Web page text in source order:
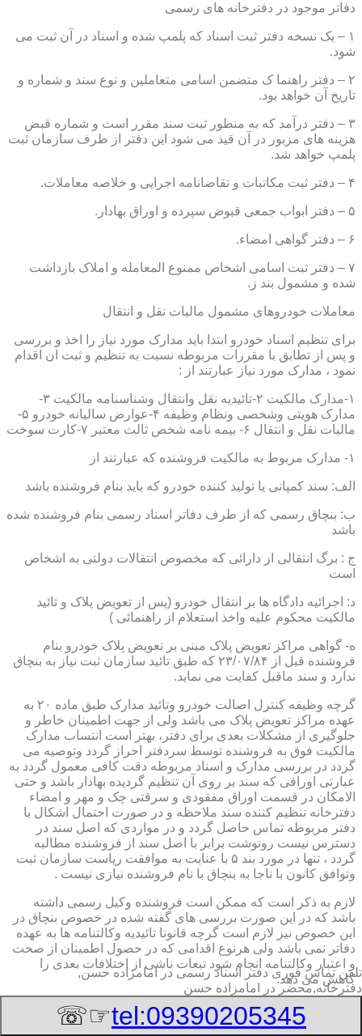
دفاتر موجود در دفترخانه های رسمی
۱ – یک نسخه دفتر ثبت اسناد که پلمپ شده و اسناد در آن ثبت می
شود.
۲ – دفتر راهنما ک متضمن اسامی متعاملین و نوع سند و شماره و
تاریخ آن خواهد بود.
۳ – دفتر درآمد که به منظور ثبت سند مقرر است و شماره قبض
هزینه های مزبور در آن قید می شود این دفتر از طرف سازمان ثبت
پلمپ خواهد شد.
۴ – دفتر ثبت مکاتبات و تقاضانامه اجرایی و خلاصه معاملات.
۵ – دفتر ابواب جمعی قبوض سپرده و اوراق بهادار.
۶ – دفتر گواهی امضاء.
۷ – دفتر ثبت اسامی اشخاص ممنوع المعامله و املاک بازداشت
شده و مشمول بند ز.
معاملات خودروهای مشمول مالیات نقل و انتقال
برای تنظیم اسناد خودرو ابتدا باید مدارک مورد نیاز را اخذ و بررسی
و پس از تطابق با مقررات مربوطه نسبت به تنظیم و ثبت ان اقدام
نمود ، مدارک مورد نیاز عبارتند از :
۱-مدارک مالکیت ۲-تائیدیه نقل وانتقال وشناسنامه مالکیت ۳-
مدارک هویتی وشخصی ونظام وظیفه ۴-عوارض سالیانه خودرو ۵-
مالیات نقل و انتقال ۶- بیمه نامه شخص ثالث معتبر ۷-کارت سوخت
۱- مدارک مربوط به مالکیت فروشنده که عبارتند از
الف: سند کمپانی یا تولید کننده خودرو که باید بنام فروشنده باشد
ب: بنچاق رسمی که از طرف دفاتر اسناد رسمی بنام فروشنده شده
باشد
ج : برگ انتقالی از دارائی که مخصوص انتقالات دولتی به اشخاص
است
د: اجرائیه دادگاه ها بر انتقال خودرو (پس از تعویض پلاک و تائید
مالکیت محکوم علیه واخذ استعلام از راهنمائی )
ه- گواهی مراکز تعویض پلاک مبنی بر تعویض پلاک خودرو بنام
فروشنده قبل از ۲۳/۰۷/۸۴ که طبق تائید سازمان ثبت نیاز به بنچاق
ندارد و سند ماقبل کفایت می نماید.
گرچه وظیفه کنترل اصالت خودرو وتائید مدارک طبق ماده ۲۰ به
عهده مراکز تعویض پلاک می باشد ولی از جهت اطمینان خاطر و
جلوگیری از مشکلات بعدی برای دفتر، بهتر است انتساب مدارک
مالکیت فوق به فروشنده توسط سردفتر احراز گردد وتوصیه می
گردد در بررسی مدارک و اسناد مربوطه دقت کافی معمول گردد به
عبارتی اوراقی که سند بر روی آن تنظیم گردیده بهادار باشد و حتی
الامکان در قسمت اوراق مفقودی و سرقتی چک و مهر و امضاء
دفترخانه تنظیم کننده سند ملاحظه و در صورت احتمال اشکال با
دفتر مربوطه تماس حاصل گردد و در مواردی که اصل سند در
دسترس نیست رونوشت برابر با اصل سند از فروشنده مطالبه
گردد ، تنها در مورد بند ۵ با عنایت به موافقت ریاست سازمان ثبت
وتوافق کانون با ناجا به بنچاق با نام فروشنده نیازی نیست .
لازم به ذکر است که ممکن است فروشنده وکیل رسمی داشته
باشد که در این صورت بررسی های گفته شده در خصوص بنچاق در
این خصوص نیز لازم است گرچه قانونا تائیدیه وکالتنامه ها به عهده
دفاتر نمی باشد ولی هرنوع اقدامی که در حصول اطمینان از صحت
و اعتبار وکالتنامه انجام شود تبعات ناشی از اختلافات بعدی را
کاهش می دهد.
تلفن تماس فوریدفتر اسناد رسمی در امامزاده حسن,
دفترخانه,محضر در امامزاده حسن
tel:09390205345
☞☏